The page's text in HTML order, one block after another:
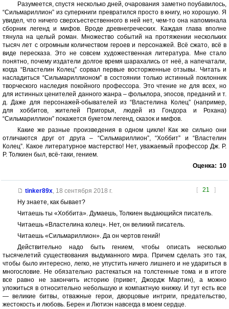
Разумеется, спустя несколько дней, очарования заметно поубавилось,
“Сильмариллион” из суперкниги превратился просто в книгу, но хорошую. Я
увидел, что ничего сверхъестественного в ней нет, чем-то она напоминала
сборник легенд и мифов. Вроде древнегреческих. Каждая глава вполне
тянула на целый роман. Множество событий на протяжении нескольких
тысяч лет с огромным количеством героев и персонажей. Всё сжато, всё в
виде пересказа. Это не совсем художественная литература. Мне стало
понятно, почему издатели долгое время шарахались от неё, а напечатали,
когда “Властелин Колец” сорвал первые восторженные отзывы. Читать и
насладиться “Сильмариллионом” в состоянии только истинный поклонник
творческого наследия покойного профессора. Это чтение не для всех, но
для истинных ценителей данного жанра – фольклора, эпосов, преданий и т.
д. Даже для персонажей-обывателей из “Властелина Колец” (например,
для хоббитов, жителей Пригорья, людей из Гондора и Рохана)
“Сильмариллион” покажется букетом легенд, сказок и мифов.
Какие же разные произведения в одном цикле! Как же сильно они
отличаются друг от друга – “Сильмариллион”, “Хоббит” и “Властелин
Колец”. Какое литературное мастерство! Нет, уважаемый профессор Дж. Р.
Р. Толкиен был, всё-таки, гением.
Оценка: 10
[ 21 ]
tinker89x, 18 сентября 2018 г.
Ну знаете, как бывает?
Читаешь ты «Хоббита». Думаешь, Толкиен выдающийся писатель.
Читаешь «Властелина колец». Нет, он великий писатель.
Читаешь «Сильмариллион». Да он чертов гений!
Действительно надо быть гением, чтобы описать несколько
тысячелетий существования выдуманного мира. Причем сделать это так,
чтобы было интересно, легко, не упустить ничего лишнего и не удариться в
многословие. Не обязательно растекаться на толстенные тома и в итоге
все равно не закончить историю (привет, Джордж Мартин), а можно
уложиться в относительно небольшую и компактную книжку. И тут есть все
— великие битвы, отважные герои, дворцовые интриги, предательство,
жестокость и любовь. Берен и Лютиэн навсегда в моем сердце.